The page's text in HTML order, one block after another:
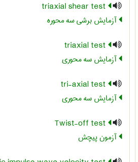
آزمایش برشی سه محوره
آزمایش سه محوری
آزمایش سه محوری
آزمون پیچش